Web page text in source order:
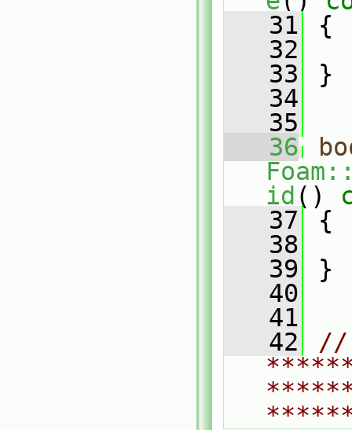
   31
{
   32
   33
}
   34
   35
   36
id ()
   37
{
   38
   39
}
   40
   41
   42
//